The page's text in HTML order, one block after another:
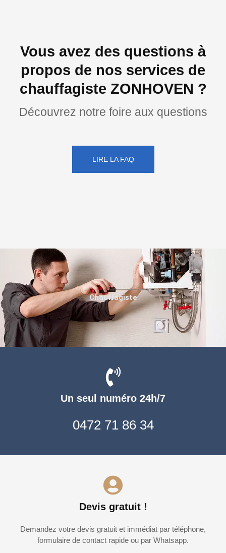
Vous avez des questions à
propos de nos services de
chauffagiste ZONHOVEN ?
Découvrez notre foire aux questions
LIRE LA FAQ
Un seul numéro 24h/7
0472 71 86 34
Devis gratuit !
Demandez votre devis gratuit et immédiat par téléphone,
formulaire de contact rapide ou par Whatsapp.
Chauffagiste